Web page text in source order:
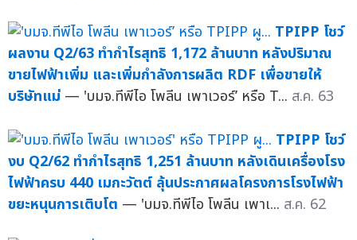
TPIPP โชว์
ผลงาน Q2/63 ทำกำไรสุทธิ 1,172 ล้านบาท หลังปริมาณ
ขายไฟฟ้าเพิ่ม และเพิ่มกำลังการผลิต RDF เพื่อขายให้
บริษัทแม่ — 'บมจ.ทีพีไอ โพลีน เพาเวอร์’ หรือ T... ส.ค. 63
TPIPP โชว์
งบ Q2/62 ทำกำไรสุทธิ 1,251 ล้านบาท หลังเดินเครื่องโรง
ไฟฟ้าครบ 440 เมกะวัตต์ ลุ้นประกาศผลโครงการโรงไฟฟ้า
ขยะหนุนการเติบโต — 'บมจ.ทีพีไอ โพลีน เพาเ... ส.ค. 62